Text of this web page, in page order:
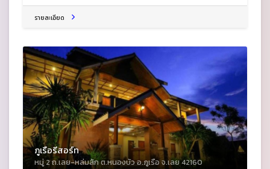
รายละเอียด
ภูเรือรีสอร์ท
หมู่ 2 ถ.เลย-หล่มสัก ต.หนองบัว อ.ภูเรือ จ.เลย 42160